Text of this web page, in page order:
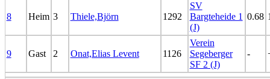
8 Heim 3 Thiele,Björn 1292
SV
Bargteheide 1
(J)
0.68
9 Gast 2 Onat,Elias Levent 1126
Verein
Segeberger
SF 2 (J)
-